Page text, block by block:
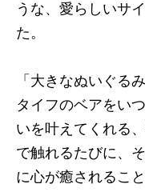
うな、愛らしいサ
た。
「大きなぬいぐる
タイフのベアをい
いを叶えてくれる
で触れるたびに、
に心が癒されるこ